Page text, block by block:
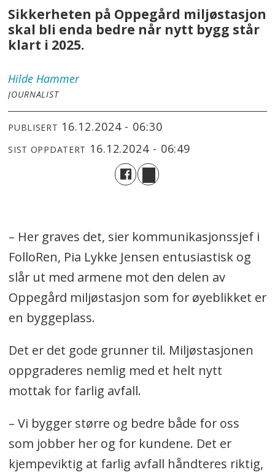
Sikkerheten på Oppegård miljøstasjon
skal bli enda bedre når nytt bygg står
klart i 2025.
Hilde Hammer
JOURNALIST
PUBLISERT 16.12.2024 - 06:30
SIST OPPDATERT 16.12.2024 - 06:49
– Her graves det, sier kommunikasjonssjef i
FolloRen, Pia Lykke Jensen entusiastisk og
slår ut med armene mot den delen av
Oppegård miljøstasjon som for øyeblikket er
en byggeplass.
Det er det gode grunner til. Miljøstasjonen
oppgraderes nemlig med et helt nytt
mottak for farlig avfall.
– Vi bygger større og bedre både for oss
som jobber her og for kundene. Det er
kjempeviktig at farlig avfall håndteres riktig,